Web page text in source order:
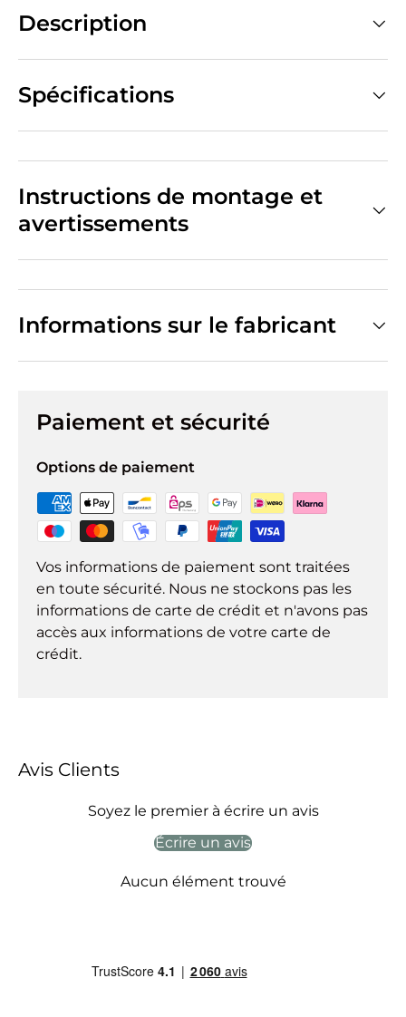
Description
Spécifications
Instructions de montage et
avertissements
Informations sur le fabricant
Paiement et sécurité
Options de paiement
Vos informations de paiement sont traitées
en toute sécurité. Nous ne stockons pas les
informations de carte de crédit et n'avons pas
accès aux informations de votre carte de
crédit.
Avis Clients
Soyez le premier à écrire un avis
Écrire un avis
Aucun élément trouvé